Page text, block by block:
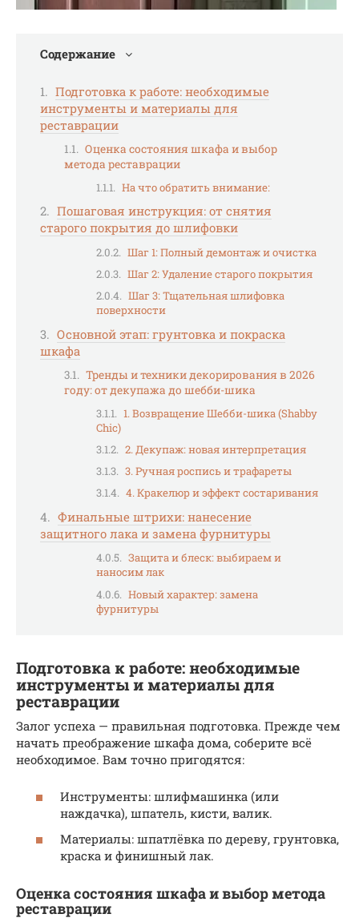
Содержание
Подготовка к работе: необходимые
инструменты и материалы для
реставрации
Оценка состояния шкафа и выбор
метода реставрации
На что обратить внимание:
Пошаговая инструкция: от снятия
старого покрытия до шлифовки
Шаг 1: Полный демонтаж и очистка
Шаг 2: Удаление старого покрытия
Шаг 3: Тщательная шлифовка
поверхности
Основной этап: грунтовка и покраска
шкафа
Тренды и техники декорирования в 2026
году: от декупажа до шебби-шика
1. Возвращение Шебби-шика (Shabby
Chic)
2. Декупаж: новая интерпретация
3. Ручная роспись и трафареты
4. Кракелюр и эффект состаривания
Финальные штрихи: нанесение
защитного лака и замена фурнитуры
Защита и блеск: выбираем и
наносим лак
Новый характер: замена
фурнитуры
Подготовка к работе: необходимые
инструменты и материалы для
реставрации
Залог успеха — правильная подготовка. Прежде чем
начать преображение шкафа дома, соберите всё
необходимое. Вам точно пригодятся:
Инструменты: шлифмашинка (или
наждачка), шпатель, кисти, валик.
Материалы: шпатлёвка по дереву, грунтовка,
краска и финишный лак.
Оценка состояния шкафа и выбор метода
реставрации